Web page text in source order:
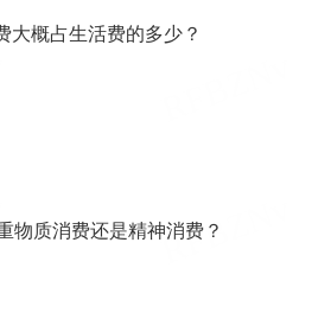
大概占生活费的多少？
物质消费还是精神消费？